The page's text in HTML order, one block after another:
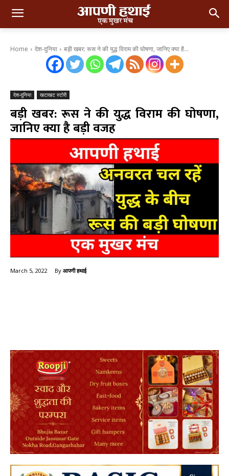
Home देश-दुनिया बड़ी खबर: रूस ने की युद्ध विराम की घोषणा, जानिए क्या है...
देश-दुनिया खटाखट स्टोरी
बड़ी खबर: रूस ने की युद्ध विराम की घोषणा,
जानिए क्या है बड़ी वजह
March 5, 2022 By आपणी हथाई